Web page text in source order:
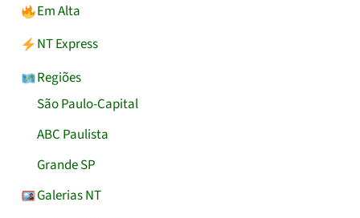
Em Alta
NT Express
Regiões
São Paulo-Capital
ABC Paulista
Grande SP
Galerias NT